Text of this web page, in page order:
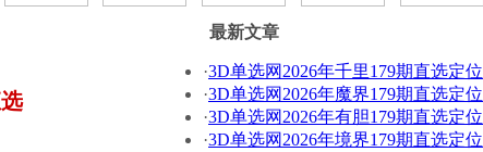
最新文章
·3D单选网2026年千里179期直选定位
·3D单选网2026年魔界179期直选定位
·3D单选网2026年有胆179期直选定位
·3D单选网2026年境界179期直选定位